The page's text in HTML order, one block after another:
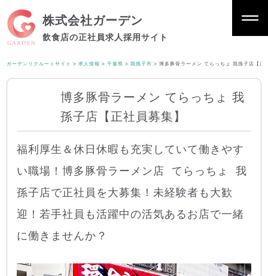
株式会社ガーデン
飲食店の正社員求人採用サイト
ガーデンリクルートサイト >求人情報 >千葉県 >我孫子市 >博多豚骨ラーメン てらっちょ 我孫子店【正
博多豚骨ラーメン てらっちょ 我
孫子店【正社員募集】
福利厚生＆休日休暇も充実していて働きやす
い職場！博多豚骨ラーメン店 てらっちょ 我
孫子店で正社員を大募集！未経験者も大歓
迎！若手社員も活躍中の活気あるお店で一緒
に働きませんか？